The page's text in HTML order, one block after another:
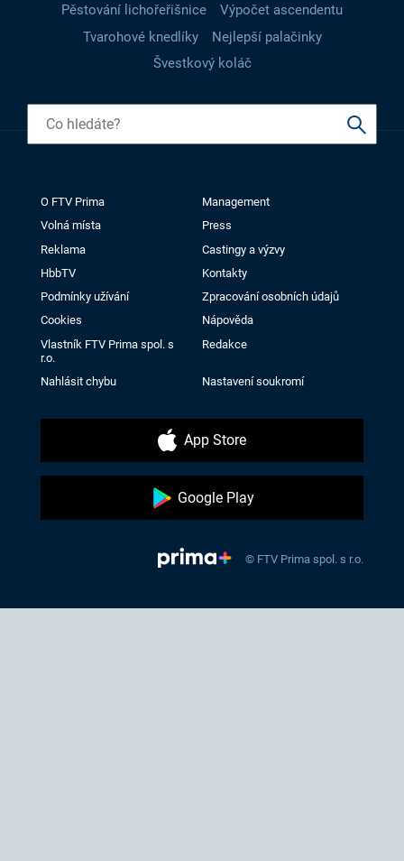
Pěstování lichořeřišnice
Výpočet ascendentu
Tvarohové knedlíky
Nejlepší palačinky
Švestkový koláč
O FTV Prima
Management
Volná místa
Press
Reklama
Castingy a výzvy
HbbTV
Kontakty
Podmínky užívání
Zpracování osobních údajů
Cookies
Nápověda
Vlastník FTV Prima spol. s
r.o.
Redakce
Nahlásit chybu Nastavení soukromí
App Store
Google Play
© FTV Prima spol. s r.o.